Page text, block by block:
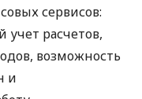
сервисов:
расчетов,
возможность
и